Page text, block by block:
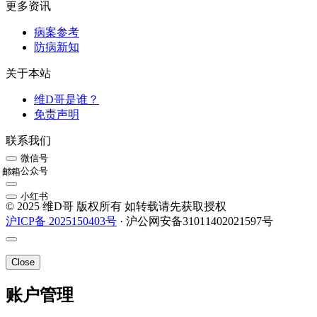
更多资讯
病案参考
防病新知
关于本站
维D哥是谁？
免责声明
联系我们
微信号
公众号
邮箱
小红书
© 2025 维D哥 版权所有 如转载请先获取授权
沪ICP备 2025150403号 · 沪公网安备31011402021597号
Close
账户管理